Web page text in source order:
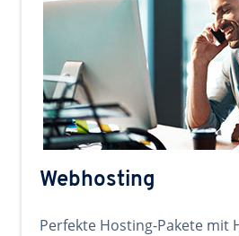
Webhosting
Perfekte Hosting-Pakete mit